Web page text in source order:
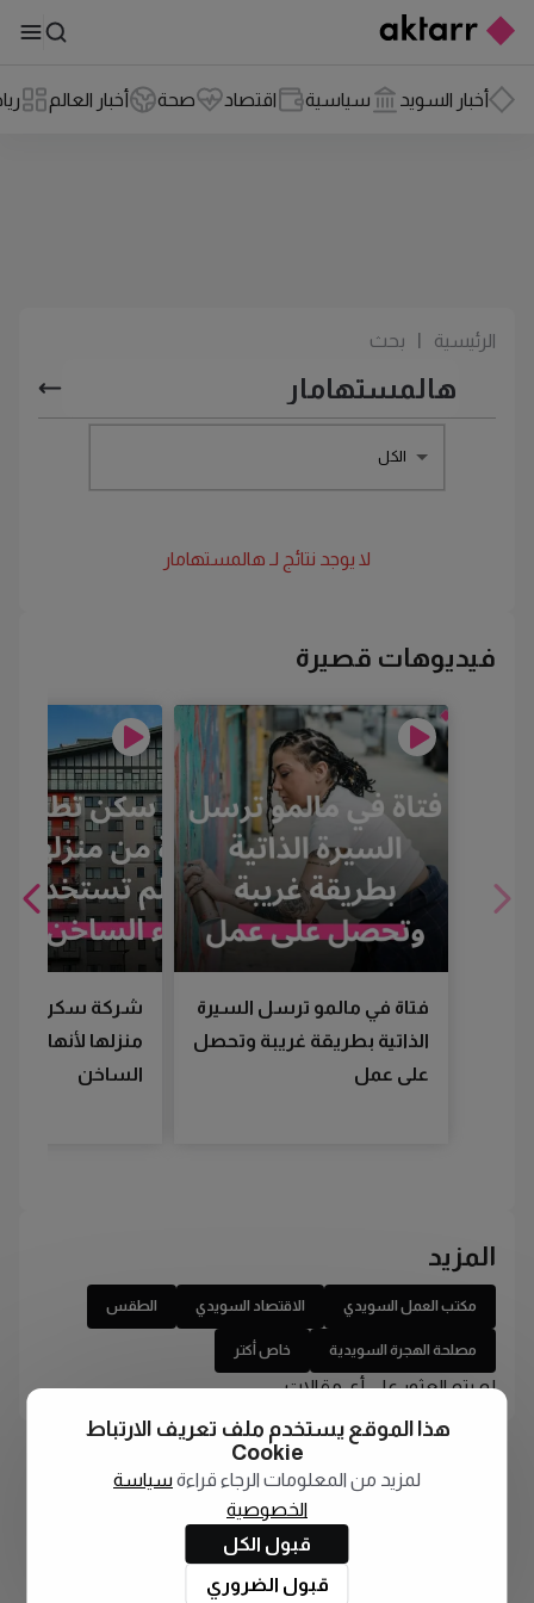
أخبار السويد سياسية اقتصاد صحة أخبار العالم
الرئيسية بحث
الكل
لا يوجد نتائج لـ هالمستهامار
فيديوهات قصيرة
فتاة في مالمو ترسل السيرة
الذاتية بطريقة غريبة وتحصل
على عمل
شركة سكن
منزلها لأنها لم
الساخن
المزيد
مكتب العمل السويدي الاقتصاد السويدي الطقس
مصلحة الهجرة السويدية خاص أكتر
لم يتم العثور على أي مقالات
هذا الموقع يستخدم ملف تعريف الارتباط
Cookie
لمزيد من المعلومات الرجاء قراءة سياسة
الخصوصية
قبول الكل
قبول الضروري